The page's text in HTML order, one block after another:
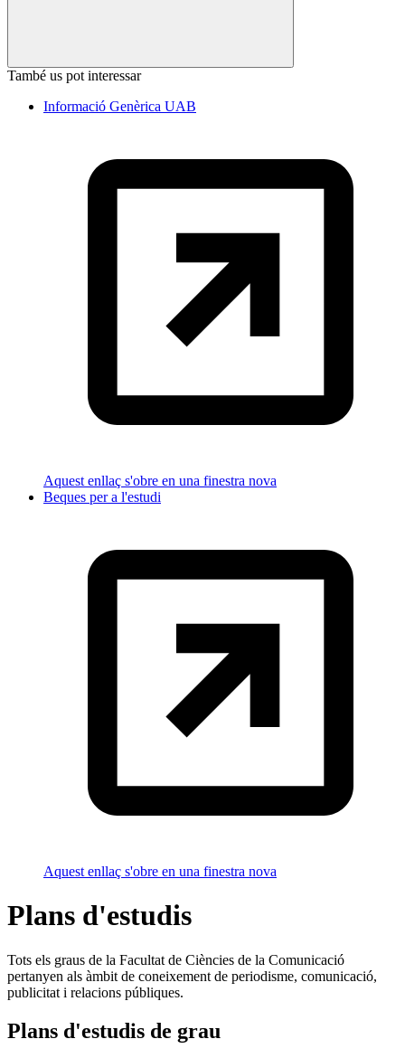
També us pot interessar
Informació Genèrica UAB
Aquest enllaç s'obre en una finestra nova
Beques per a l'estudi
Aquest enllaç s'obre en una finestra nova
Plans d'estudis
Tots els graus de la Facultat de Ciències de la Comunicació
pertanyen als àmbit de coneixement de periodisme, comunicació,
publicitat i relacions públiques.
Plans d'estudis de grau